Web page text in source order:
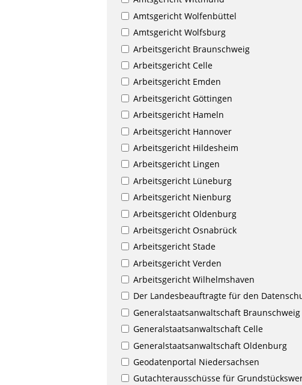
Amtsgericht Wolfenbüttel
Amtsgericht Wolfsburg
Arbeitsgericht Braunschweig
Arbeitsgericht Celle
Arbeitsgericht Emden
Arbeitsgericht Göttingen
Arbeitsgericht Hameln
Arbeitsgericht Hannover
Arbeitsgericht Hildesheim
Arbeitsgericht Lingen
Arbeitsgericht Lüneburg
Arbeitsgericht Nienburg
Arbeitsgericht Oldenburg
Arbeitsgericht Osnabrück
Arbeitsgericht Stade
Arbeitsgericht Verden
Arbeitsgericht Wilhelmshaven
Der Landesbeauftragte für den
Generalstaatsanwaltschaft Braunschweig
Generalstaatsanwaltschaft Celle
Generalstaatsanwaltschaft Oldenburg
Geodatenportal Niedersachsen
Gutachterausschüsse für